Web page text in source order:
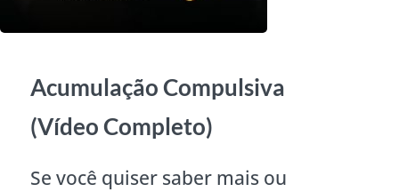
Acumulação Compulsiva
(Vídeo Completo)
Se você quiser saber mais ou